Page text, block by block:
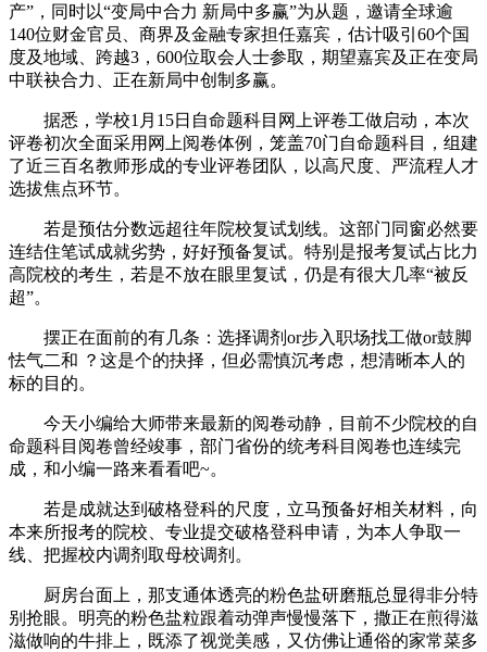
产”，同时以“变局中合力 新局中多赢”为从题，邀请全球逾
140位财金官员、商界及金融专家担任嘉宾，估计吸引60个国
度及地域、跨越3，600位取会人士参取，期望嘉宾及正在变局
中联袂合力、正在新局中创制多赢。
据悉，学校1月15日自命题科目网上评卷工做启动，本次
评卷初次全面采用网上阅卷体例，笼盖70门自命题科目，组建
了近三百名教师形成的专业评卷团队，以高尺度、严流程人才
选拔焦点环节。
若是预估分数远超往年院校复试划线。这部门同窗必然要
连结住笔试成就劣势，好好预备复试。特别是报考复试占比力
高院校的考生，若是不放在眼里复试，仍是有很大几率“被反
超”。
摆正在面前的有几条：选择调剂or步入职场找工做or鼓脚
怯气二和 ？这是个的抉择，但必需慎沉考虑，想清晰本人的
标的目的。
今天小编给大师带来最新的阅卷动静，目前不少院校的自
命题科目阅卷曾经竣事，部门省份的统考科目阅卷也连续完
成，和小编一路来看看吧~。
若是成就达到破格登科的尺度，立马预备好相关材料，向
本来所报考的院校、专业提交破格登科申请，为本人争取一
线、把握校内调剂取母校调剂。
厨房台面上，那支通体透亮的粉色盐研磨瓶总显得非分特
别抢眼。明亮的粉色盐粒跟着动弹声慢慢落下，撒正在煎得滋
滋做响的牛排上，既添了视觉美感，又仿佛让通俗的家常菜多